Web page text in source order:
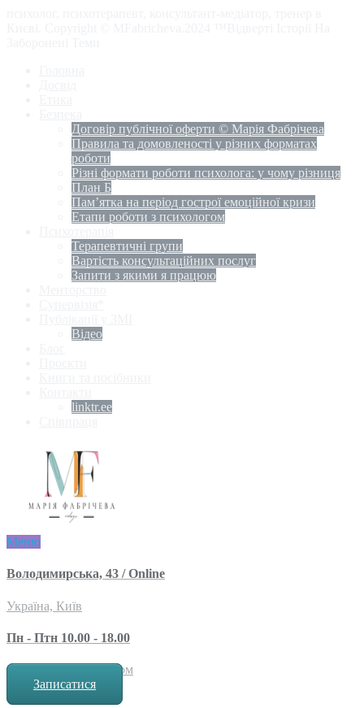
Договір публічної оферти © Марія Фабрічева
Правила та домовленості у різних форматах
роботи
Різні формати роботи психолога: у чому різниця
План Б
Пам’ятка на період гострої емоційної кризи
Етапи роботи з психологом
Терапевтичні групи
Вартість консультаційних послуг
Запити з якими я працюю
Відео
linktr.ee
Меню
Володимирська, 43 / Online
Україна, Київ
Пн - Птн 10.00 - 18.00
за попереднім записом
Записатися